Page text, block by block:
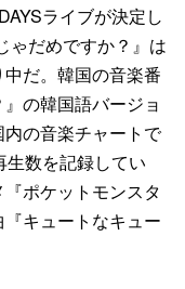
ライブが決定し
ゃだめですか？』は
だ。韓国の音楽番
の韓国語バージョ
の音楽チャートで
数を記録してい
ポケットモンスタ
キュートなキュー